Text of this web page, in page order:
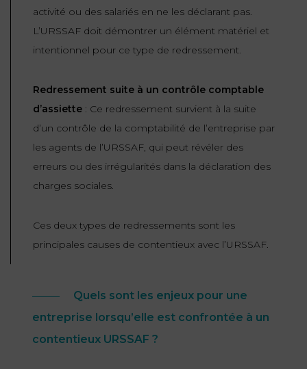
activité ou des salariés en ne les déclarant pas.
L’URSSAF doit démontrer un élément matériel et
intentionnel pour ce type de redressement.
Redressement suite à un contrôle comptable
d’assiette : Ce redressement survient à la suite
d’un contrôle de la comptabilité de l’entreprise par
les agents de l’URSSAF, qui peut révéler des
erreurs ou des irrégularités dans la déclaration des
charges sociales.
Ces deux types de redressements sont les
principales causes de contentieux avec l’URSSAF.
Quels sont les enjeux pour une
entreprise lorsqu’elle est confrontée à un
contentieux URSSAF ?